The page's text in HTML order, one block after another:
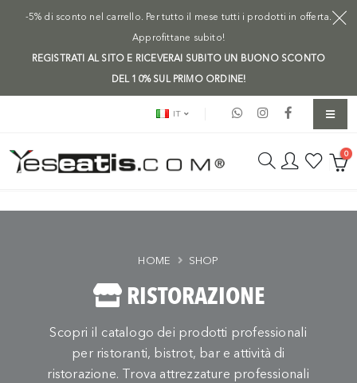
-5% di sconto nel carrello. Per tutto il mese tutti i prodotti in offerta.
Approfittane subito!
REGISTRATI AL SITO E RICEVERAI SUBITO UN BUONO SCONTO
DEL 10% SUL PRIMO ORDINE!
IT
0
RISTORAZIONE
Scopri il catalogo dei prodotti professionali
per ristoranti, bistrot, bar e attività di
ristorazione. Trova attrezzature professionali
HOME SHOP